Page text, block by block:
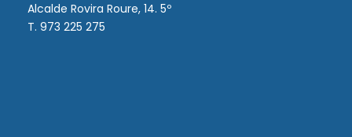
Alcalde Rovira Roure, 14. 5º
T. 973 225 275